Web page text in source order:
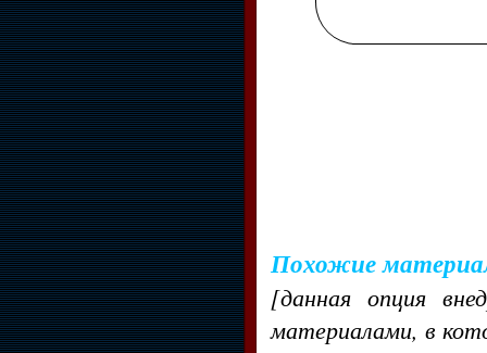
Похожие
[данная опция
материалами, в